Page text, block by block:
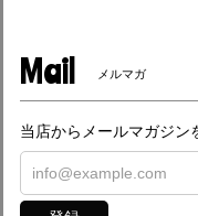
Mail メルマガ
当店からメールマガジン